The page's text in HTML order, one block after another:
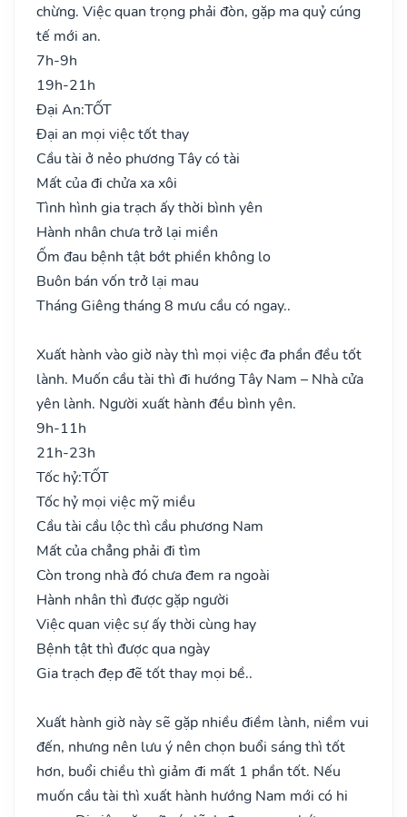
chừng. Việc quan trọng phải đòn, gặp ma quỷ cúng
tế mới an.
7h-9h
19h-21h
Đại An:TỐT
Đại an mọi việc tốt thay
Cầu tài ở nẻo phương Tây có tài
Mất của đi chửa xa xôi
Tình hình gia trạch ấy thời bình yên
Hành nhân chưa trở lại miền
Ốm đau bệnh tật bớt phiền không lo
Buôn bán vốn trở lại mau
Tháng Giêng tháng 8 mưu cầu có ngay..
Xuất hành vào giờ này thì mọi việc đa phần đều tốt
lành. Muốn cầu tài thì đi hướng Tây Nam – Nhà cửa
yên lành. Người xuất hành đều bình yên.
9h-11h
21h-23h
Tốc hỷ:TỐT
Tốc hỷ mọi việc mỹ miều
Cầu tài cầu lộc thì cầu phương Nam
Mất của chẳng phải đi tìm
Còn trong nhà đó chưa đem ra ngoài
Hành nhân thì được gặp người
Việc quan việc sự ấy thời cùng hay
Bệnh tật thì được qua ngày
Gia trạch đẹp đẽ tốt thay mọi bề..
Xuất hành giờ này sẽ gặp nhiều điềm lành, niềm vui
đến, nhưng nên lưu ý nên chọn buổi sáng thì tốt
hơn, buổi chiều thì giảm đi mất 1 phần tốt. Nếu
muốn cầu tài thì xuất hành hướng Nam mới có hi